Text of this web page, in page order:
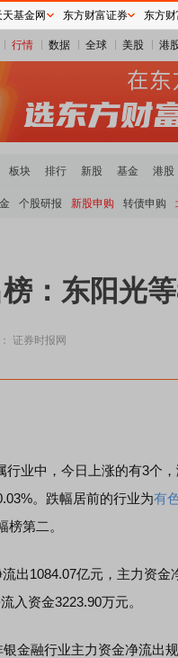
行情 数据 全球 美股 港
板块 排行 新股 基金 港股
个股研报 新股申购 转债申购
：东阳光
证券时报网
业中，今日上涨的有3个，
。跌幅居前的行业为有
榜第二。
1084.07亿元，主力资金
入资金3223.90万元。
融行业主力资金净流出
天基金网 东方财富证券 东方